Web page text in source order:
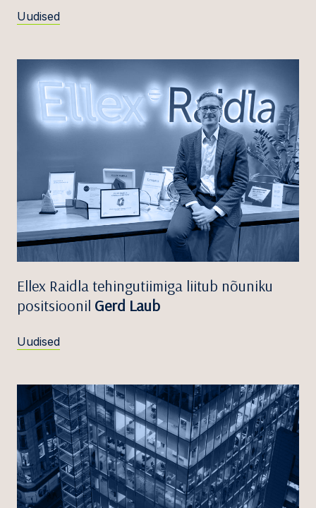
Uudised
Ellex Raidla tehingutiimiga liitub nõuniku
positsioonil Gerd Laub
Uudised